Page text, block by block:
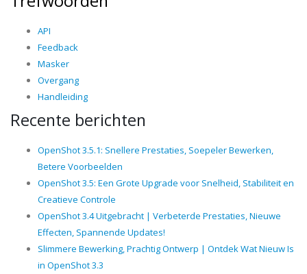
API
Feedback
Masker
Overgang
Handleiding
Recente berichten
OpenShot 3.5.1: Snellere Prestaties, Soepeler Bewerken,
Betere Voorbeelden
OpenShot 3.5: Een Grote Upgrade voor Snelheid, Stabiliteit en
Creatieve Controle
OpenShot 3.4 Uitgebracht | Verbeterde Prestaties, Nieuwe
Effecten, Spannende Updates!
Slimmere Bewerking, Prachtig Ontwerp | Ontdek Wat Nieuw Is
in OpenShot 3.3